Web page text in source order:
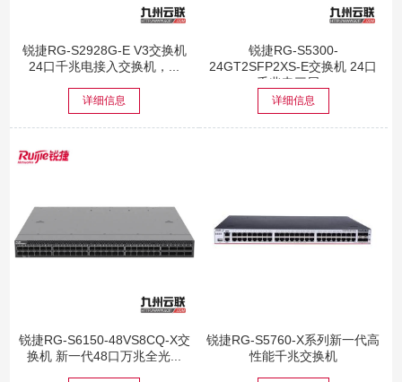
锐捷RG-S2928G-E V3交换机
24口千兆电接入交换机，...
详细信息
锐捷RG-S5300-
24GT2SFP2XS-E交换机 24口
千兆电三层...
详细信息
锐捷RG-S6150-48VS8CQ-X交
换机 新一代48口万兆全光...
锐捷RG-S5760-X系列新一代高
性能千兆交换机